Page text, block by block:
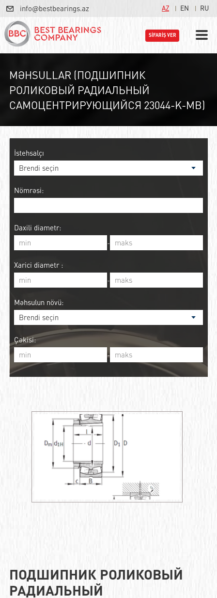
info@bestbearings.az AZ EN RU
SİFARİŞ VER
MƏHSULLAR (ПОДШИПНИК
РОЛИКОВЫЙ РАДИАЛЬНЫЙ
САМОЦЕНТРИРУЮЩИЙСЯ 23044-K-MB)
İstehsalçı
Nömrəsi:
Daxili diametr:
-
Xarici diametr :
-
Məhsulun növü:
Çəkisi:
-
ПОДШИПНИК РОЛИКОВЫЙ
РАДИАЛЬНЫЙ